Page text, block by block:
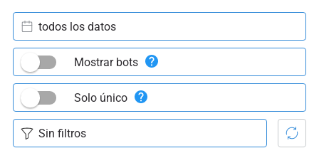
todos los datos
Mostrar bots
Solo único